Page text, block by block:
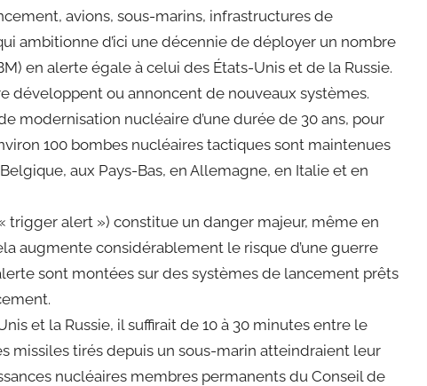
avions, sous-marins, infrastructures de
ambitionne d’ici une décennie de déployer un nombre
en alerte égale à celui des États-Unis et de la Russie.
développent ou annoncent de nouveaux systèmes.
modernisation nucléaire d’une durée de 30 ans, pour
100 bombes nucléaires tactiques sont maintenues
aux Pays-Bas, en Allemagne, en Italie et en
trigger alert ») constitue un danger majeur, même en
augmente considérablement le risque d’une guerre
sont montées sur des systèmes de lancement prêts
et la Russie, il suffirait de 10 à 30 minutes entre le
missiles tirés depuis un sous-marin atteindraient leur
nucléaires membres permanents du Conseil de